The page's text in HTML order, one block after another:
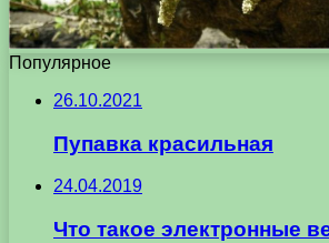
Популярное
26.10.2021
Пупавка красильная
24.04.2019
Что такое электронные